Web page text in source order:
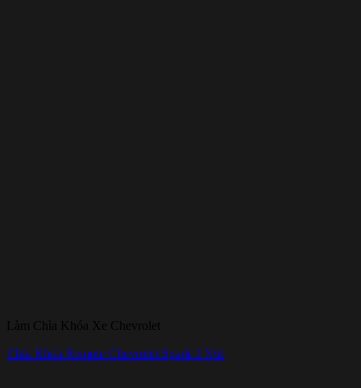
Làm Chìa Khóa Xe Chevrolet
Chìa Khóa Remote Chevrolet Spark 2 Nút